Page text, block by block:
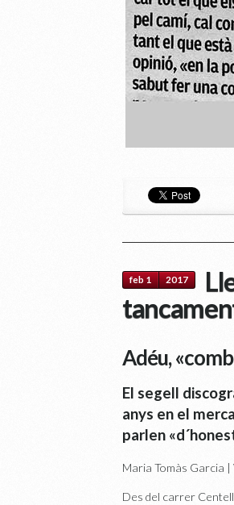
feb 1 2017
Adéu,
El segell
anys en el
parlen
Maria Tomàs Garcia |
Des del carrer